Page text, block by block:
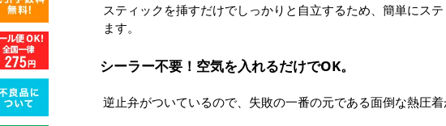
スティックを挿すだけでしっかりと自立するため、簡単にス
ます。
シーラー不要！空気を入れるだけでOK。
逆止弁がついているので、失敗の一番の元である面倒な熱圧